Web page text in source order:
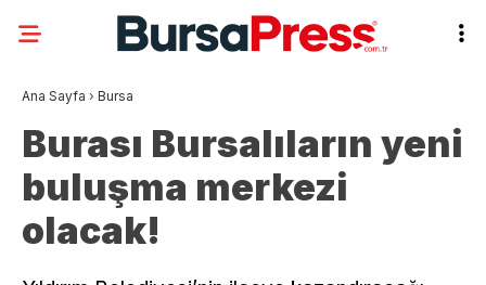
Ana Sayfa › Bursa
Burası Bursalıların yeni
buluşma merkezi
olacak!